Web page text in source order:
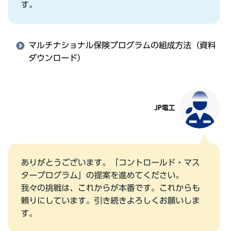
す。
マルチナショナル保険プログラムの組成⽅法（資料
ダウンロード）
JP電⼯
ありがとうございます。「コントロールド・マス
タープログラム」の提案を進めてください。
我々の挑戦は、これからが本番です。これからも
頼りにしています。引き続きよろしくお願いしま
す。